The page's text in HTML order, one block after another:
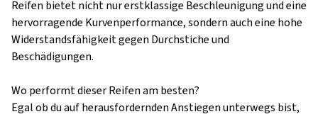
Reifen bietet nicht nur erstklassige Beschleunigung und eine
hervorragende Kurvenperformance, sondern auch eine hohe
Widerstandsfähigkeit gegen Durchstiche und
Beschädigungen.
Wo performt dieser Reifen am besten?
Egal ob du auf herausfordernden Anstiegen unterwegs bist,